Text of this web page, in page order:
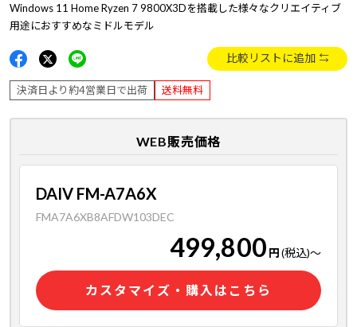
Windows 11 Home Ryzen 7 9800X3Dを搭載した様々なクリエイティブ
用途におすすめなミドルモデル
比較リストに追加
決済日より約4営業日で出荷 送料無料
WEB販売価格
DAIV FM-A7A6X
FMA7A6XB8AFDW103DEC
499,800 円(税込)～
カスタマイズ・購入はこちら